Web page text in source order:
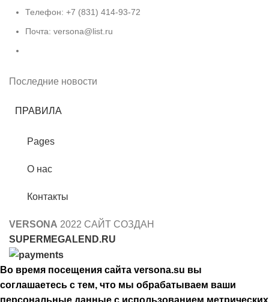
Телефон: +7 (831) 414-93-72
Почта: versona@list.ru
Последние новости
ПРАВИЛА
Pages
О нас
Контакты
VERSONA 2022 САЙТ СОЗДАН
SUPERMEGALEND.RU
Во время посещения сайта versona.su вы
соглашаетесь с тем, что мы обрабатываем ваши